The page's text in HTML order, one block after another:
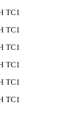
TC1
TC1
TC1
TC1
TC1
TC1